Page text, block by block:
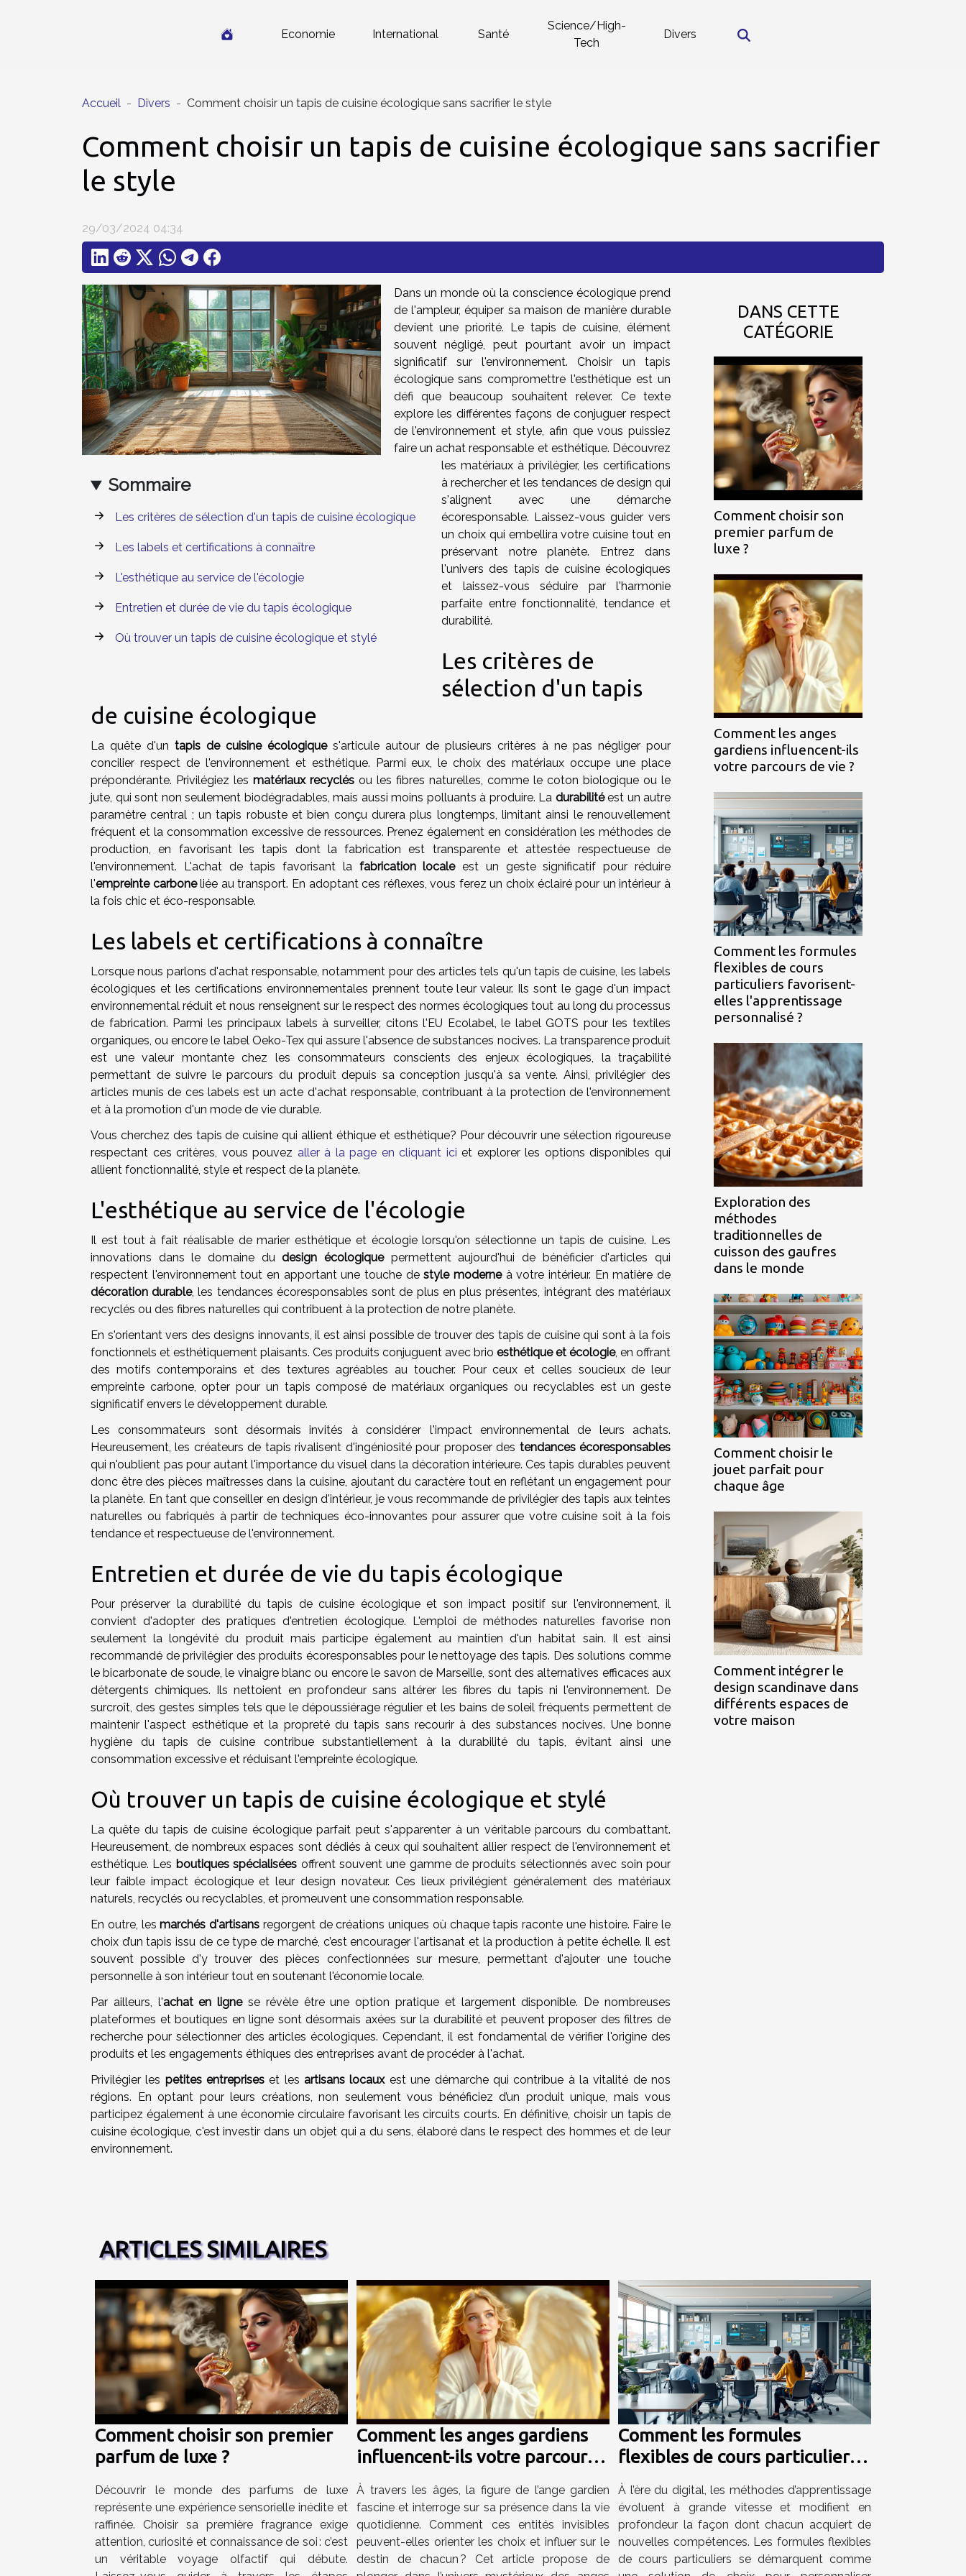
Economie International Santé
Science/High-
Tech
Divers
Accueil Divers Comment choisir un tapis de cuisine écologique sans sacrifier le style
Comment choisir un tapis de cuisine écologique sans sacrifier
le style
29/03/2024 04:34
Sommaire
Les critères de sélection d'un tapis de cuisine écologique
Les labels et certifications à connaître
L'esthétique au service de l'écologie
Entretien et durée de vie du tapis écologique
Où trouver un tapis de cuisine écologique et stylé
Dans un monde où la conscience écologique prend
de l'ampleur, équiper sa maison de manière durable
devient une priorité. Le tapis de cuisine, élément
souvent négligé, peut pourtant avoir un impact
significatif sur l'environnement. Choisir un tapis
écologique sans compromettre l'esthétique est un
défi que beaucoup souhaitent relever. Ce texte
explore les différentes façons de conjuguer respect
de l'environnement et style, afin que vous puissiez
faire un achat responsable et esthétique. Découvrez
les matériaux à privilégier, les certifications
à rechercher et les tendances de design qui
s'alignent avec une démarche
écoresponsable. Laissez-vous guider vers
un choix qui embellira votre cuisine tout en
préservant notre planète. Entrez dans
l'univers des tapis de cuisine écologiques
et laissez-vous séduire par l'harmonie
parfaite entre fonctionnalité, tendance et
durabilité.
Les critères de
sélection d'un tapis
de cuisine écologique
La quête d'un tapis de cuisine écologiques'articule autour de plusieurs critères à ne pas négliger pour
concilier respect de l'environnement et esthétique. Parmi eux, le choix des matériaux occupe une place
prépondérante. Privilégiez les matériaux recyclés ou les fibres naturelles, comme le coton biologique ou le
jute, qui sont non seulement biodégradables, mais aussi moins polluants à produire. La durabilitéest un autre
paramètre central ; un tapis robuste et bien conçu durera plus longtemps, limitant ainsi le renouvellement
fréquent et la consommation excessive de ressources. Prenez également en considération les méthodes de
production, en favorisant les tapis dont la fabrication est transparente et attestée respectueuse de
l'environnement. L'achat de tapis favorisant la fabrication localeest un geste significatif pour réduire
l'empreinte carboneliée au transport. En adoptant ces réflexes, vous ferez un choix éclairé pour un intérieur à
la fois chic et éco-responsable.
Les labels et certifications à connaître
Lorsque nous parlons d'achat responsable, notamment pour des articles tels qu'un tapis de cuisine, les labels
écologiques et les certifications environnementales prennent toute leur valeur. Ils sont le gage d'un impact
environnemental réduit et nous renseignent sur le respect des normes écologiques tout au long du processus
de fabrication. Parmi les principaux labels à surveiller, citons l'EU Ecolabel, le label GOTS pour les textiles
organiques, ou encore le label Oeko-Tex qui assure l'absence de substances nocives. La transparence produit
est une valeur montante chez les consommateurs conscients des enjeux écologiques, la traçabilité
permettant de suivre le parcours du produit depuis sa conception jusqu'à sa vente. Ainsi, privilégier des
articles munis de ces labels est un acte d'achat responsable, contribuant à la protection de l'environnement
et à la promotion d'un mode de vie durable.
Vous cherchez des tapis de cuisine qui allient éthique et esthétique? Pour découvrir une sélection rigoureuse
respectant ces critères, vous pouvez aller à la page en cliquant ici et explorer les options disponibles qui
allient fonctionnalité, style et respect de la planète.
L'esthétique au service de l'écologie
Il est tout à fait réalisable de marier esthétique et écologie lorsqu'on sélectionne un tapis de cuisine. Les
innovations dans le domaine dudesign écologiquepermettent aujourd'hui de bénéficier d'articles qui
respectent l'environnement tout en apportant une touche destyle moderneà votre intérieur. En matière de
décoration durable, les tendances écoresponsables sont de plus en plus présentes, intégrant des matériaux
recyclés ou des fibres naturelles qui contribuent à la protection de notre planète.
En s'orientant vers des designs innovants, il est ainsi possible de trouver des tapis de cuisine qui sont à la fois
fonctionnels et esthétiquement plaisants. Ces produits conjuguent avec brio esthétique et écologie, en offrant
des motifs contemporains et des textures agréables au toucher. Pour ceux et celles soucieux de leur
empreinte carbone, opter pour un tapis composé de matériaux organiques ou recyclables est un geste
significatif envers le développement durable.
Les consommateurs sont désormais invités à considérer l'impact environnemental de leurs achats.
Heureusement, les créateurs de tapis rivalisent d'ingéniosité pour proposer des tendances écoresponsables
qui n'oublient pas pour autant l'importance du visuel dans la décoration intérieure. Ces tapis durables peuvent
donc être des pièces maîtresses dans la cuisine, ajoutant du caractère tout en reflétant un engagement pour
la planète. En tant que conseiller en design d'intérieur, je vous recommande de privilégier des tapis aux teintes
naturelles ou fabriqués à partir de techniques éco-innovantes pour assurer que votre cuisine soit à la fois
tendance et respectueuse de l'environnement.
Entretien et durée de vie du tapis écologique
Pour préserver la durabilité du tapis de cuisine écologique et son impact positif sur l'environnement, il
convient d'adopter des pratiques d'entretien écologique. L'emploi de méthodes naturelles favorise non
seulement la longévité du produit mais participe également au maintien d'un habitat sain. Il est ainsi
recommandé de privilégier des produits écoresponsables pour le nettoyage des tapis. Des solutions comme
le bicarbonate de soude, le vinaigre blanc ou encore le savon de Marseille, sont des alternatives efficaces aux
détergents chimiques. Ils nettoient en profondeur sans altérer les fibres du tapis ni l'environnement. De
surcroît, des gestes simples tels que le dépoussiérage régulier et les bains de soleil fréquents permettent de
maintenir l'aspect esthétique et la propreté du tapis sans recourir à des substances nocives. Une bonne
hygiène du tapis de cuisine contribue substantiellement à la durabilité du tapis, évitant ainsi une
consommation excessive et réduisant l'empreinte écologique.
Où trouver un tapis de cuisine écologique et stylé
La quête du tapis de cuisine écologique parfait peut s'apparenter à un véritable parcours du combattant.
Heureusement, de nombreux espaces sont dédiés à ceux qui souhaitent allier respect de l'environnement et
esthétique. Les boutiques spécialisées offrent souvent une gamme de produits sélectionnés avec soin pour
leur faible impact écologique et leur design novateur. Ces lieux privilégient généralement des matériaux
naturels, recyclés ou recyclables, et promeuvent une consommation responsable.
En outre, lesmarchés d'artisans regorgent de créations uniques où chaque tapis raconte une histoire. Faire le
choix d’un tapis issu de ce type de marché, c’est encourager l'artisanat et la production à petite échelle. Il est
souvent possible d'y trouver des pièces confectionnées sur mesure, permettant d'ajouter une touche
personnelle à son intérieur tout en soutenant l'économie locale.
Par ailleurs, l'achat en lignese révèle être une option pratique et largement disponible. De nombreuses
plateformes et boutiques en ligne sont désormais axées sur la durabilité et peuvent proposer des filtres de
recherche pour sélectionner des articles écologiques. Cependant, il est fondamental de vérifier l'origine des
produits et les engagements éthiques des entreprises avant de procéder à l'achat.
Privilégier les petites entreprises et les artisans locauxest une démarche qui contribue à la vitalité de nos
régions. En optant pour leurs créations, non seulement vous bénéficiez d’un produit unique, mais vous
participez également à une économie circulaire favorisant les circuits courts. En définitive, choisir un tapis de
cuisine écologique, c'est investir dans un objet qui a du sens, élaboré dans le respect des hommes et de leur
environnement.
DANS CETTE
CATÉGORIE
Comment choisir son
premier parfum de
luxe ?
Comment les anges
gardiens influencent-ils
votre parcours de vie ?
Comment les formules
flexibles de cours
particuliers favorisent-
elles l'apprentissage
personnalisé ?
Exploration des
méthodes
traditionnelles de
cuisson des gaufres
dans le monde
Comment choisir le
jouet parfait pour
chaque âge
Comment intégrer le
design scandinave dans
différents espaces de
votre maison
ARTICLES SIMILAIRES
Comment choisir son premier
parfum de luxe ?
Découvrir le monde des parfums de luxe
représente une expérience sensorielle inédite et
raffinée. Choisir sa première fragrance exige
attention, curiosité et connaissance de soi : c’est
un véritable voyage olfactif qui débute.
Comment les anges gardiens
influencent-ils votre parcours
de vie ?
À travers les âges, la figure de l’ange gardien
fascine et interroge sur sa présence dans la vie
quotidienne. Comment ces entités invisibles
peuvent-elles orienter les choix et influer sur le
destin de chacun ? Cet article propose de
Comment les formules
flexibles de cours particuliers
favorisent-elles
l'apprentissage personnalisé ?
À l’ère du digital, les méthodes d’apprentissage
évoluent à grande vitesse et modifient en
profondeur la façon dont chacun acquiert de
nouvelles compétences. Les formules flexibles
de cours particuliers se démarquent comme